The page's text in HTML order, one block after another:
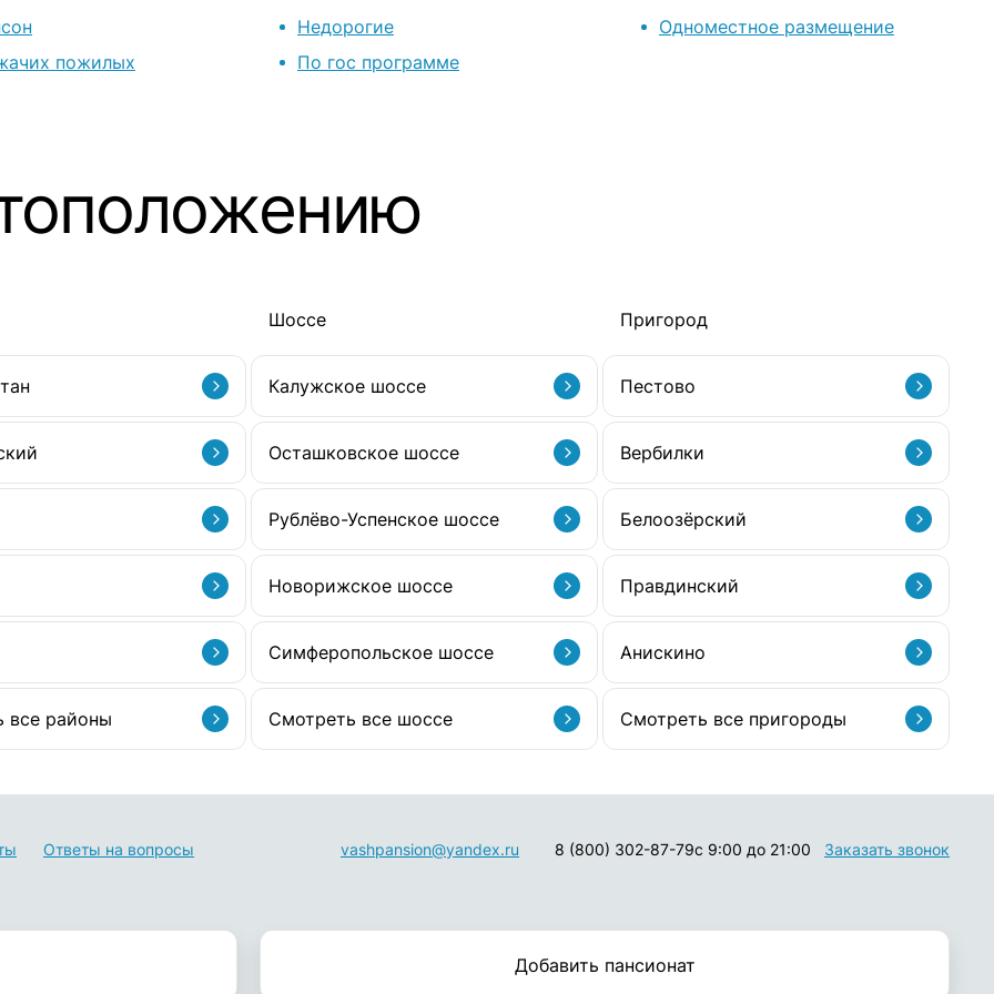
пожилых
Недорогие
По гос программе
Одноместное размещение
все районы
Шоссе
Калужское шоссе
Осташковское шоссе
Рублёво-Успенское шоссе
Новорижское шоссе
Симферопольское шоссе
Смотреть все шоссе
Пригород
Пестово
Вербилки
Белоозёрский
Правдинский
Анискино
Смотреть все пригороды
Ответы на вопросы vashpansion@yandex.ru 8 (800) 302-87-79с 9:00 до 21:00 Заказать звонок
Добавить пансионат